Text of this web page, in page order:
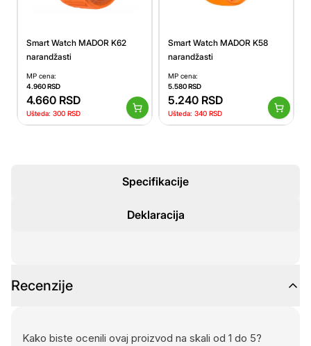
Smart Watch MADOR K62
narandžasti
MP cena:
4.960RSD
4.660 RSD
Ušteda: 300 RSD
Smart Watch MADOR K58
narandžasti
MP cena:
5.580RSD
5.240 RSD
Ušteda: 340 RSD
Specifikacije
Deklaracija
Recenzije
Kako biste ocenili ovaj proizvod na skali od 1 do 5?